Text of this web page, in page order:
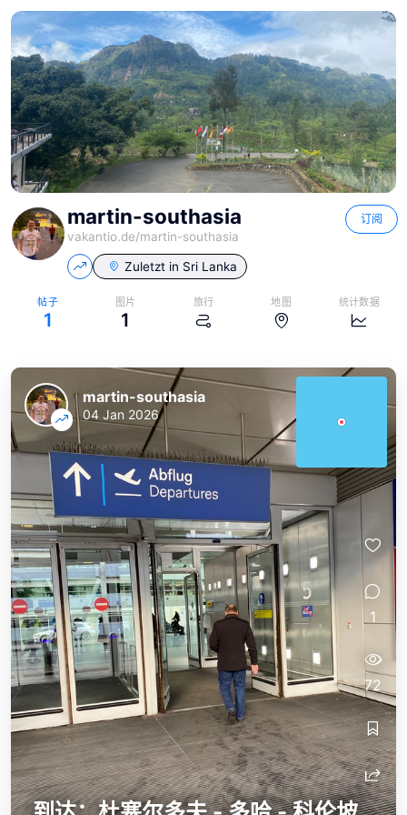
martin-southasia
martin-southasia
vakantio.de/martin-southasia
订阅
martin-southasia
Zuletzt in Sri Lanka
帖子
1
图片
1
旅行 地图 统计数据
martin-southasia
04 Jan 2026
1
72